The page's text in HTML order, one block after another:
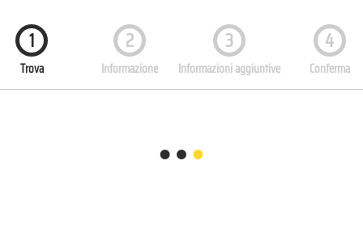
1
Trova
2
Informazione
3
Informazioni aggiuntive
4
Conferma